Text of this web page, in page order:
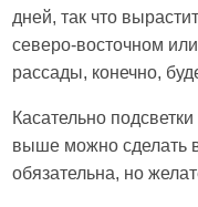
дней, так что
северо-восточном
рассады, конечно,
Касательно
выше можно сделать
обязательна, но